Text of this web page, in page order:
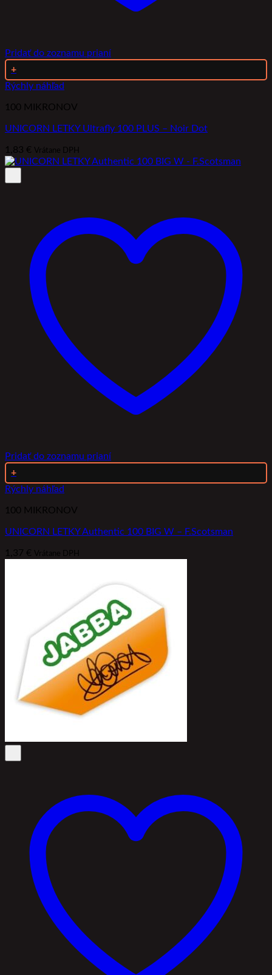
Pridať do zoznamu prianí
+
Rýchly náhľad
100 MIKRONOV
UNICORN LETKY Ultrafly 100 PLUS – Noir Dot
1,83 € Vrátane DPH
Pridať do zoznamu prianí
+
Rýchly náhľad
100 MIKRONOV
UNICORN LETKY Authentic 100 BIG W – F.Scotsman
1,37 € Vrátane DPH